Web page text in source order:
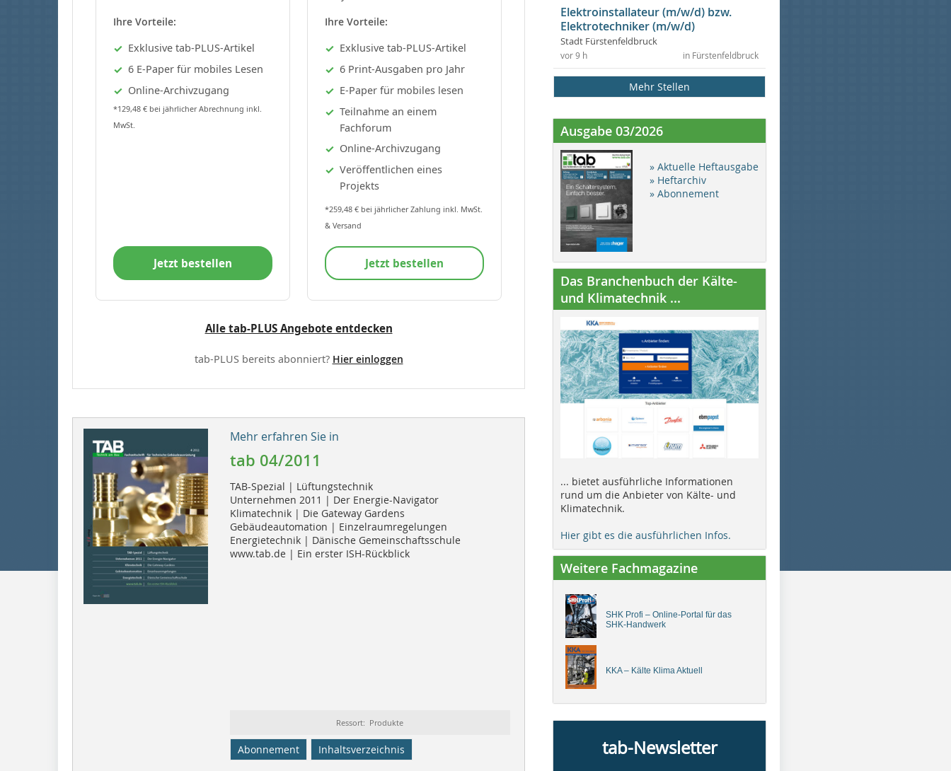
Ihre Vorteile:
Exklusive tab-PLUS-Artikel
6 E-Paper für mobiles Lesen
Online-Archivzugang
*129,48 € bei jährlicher Abrechnung inkl.
MwSt.
Jetzt bestellen
Ihre Vorteile:
Exklusive tab-PLUS-Artikel
6 Print-Ausgaben pro Jahr
E-Paper für mobiles lesen
Teilnahme an einem
Fachforum
Online-Archivzugang
Veröffentlichen eines
Projekts
*259,48 € bei jährlicher Zahlung inkl. MwSt.
& Versand
Jetzt bestellen
Alle tab-PLUS Angebote entdecken
tab-PLUS bereits abonniert? Hier einloggen
Mehr erfahren Sie in
tab 04/2011
TAB-Spezial | Lüftungstechnik
Unternehmen 2011 | Der Energie-Navigator
Klimatechnik | Die Gateway Gardens
Gebäudeautomation | Einzelraumregelungen
Energietechnik | Dänische Gemeinschaftsschule
www.tab.de | Ein erster ISH-Rückblick
Ressort: Produkte
Abonnement Inhaltsverzeichnis
Elektroinstallateur (m/w/d) bzw.
Elektrotechniker (m/w/d)
Stadt Fürstenfeldbruck
in Fürstenfeldbruck
vor 9 h
Mehr Stellen
Ausgabe 03/2026
» Aktuelle Heftausgabe
» Heftarchiv
» Abonnement
Das Branchenbuch der Kälte-
und Klimatechnik ...
... bietet ausführliche Informationen
rund um die Anbieter von Kälte- und
Klimatechnik.
Hier gibt es die ausführlichen Infos.
Weitere Fachmagazine
SHK Profi – Online-Portal für das
SHK-Handwerk
KKA – Kälte Klima Aktuell
tab-Newsletter